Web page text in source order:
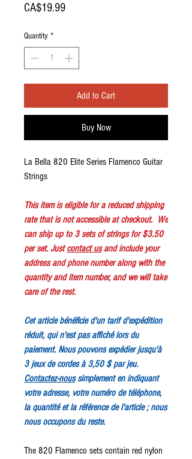
CA$19.99Price
Quantity *
Add to Cart
Buy Now
La Bella 820 Elite Series Flamenco Guitar
Strings
This item is eligible for a reduced shipping
rate that is not accessible at checkout. We
can ship up to 3 sets of strings for $3.50
per set. Justcontact usand include your
address and phone number along with the
quantity and item number, and we will take
care of the rest.
Cet article bénéficie d'un tarif d'expédition
réduit, qui n'est pas affiché lors du
paiement. Nous pouvons expédier jusqu'à
3 jeux de cordes à 3,50 $ par jeu.
Contactez-noussimplement en indiquant
votre adresse, votre numéro de téléphone,
la quantité et la référence de l'article ; nous
nous occupons du reste.
The 820 Flamenco sets contain red nylon